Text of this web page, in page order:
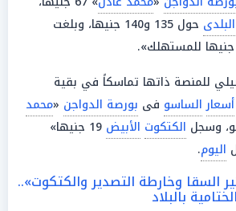
حول 135 و140 جنيها، وبلغت
للمنصة ذاتها تماسكاً في بقية
أسعار الساسو فى بورصة الدواجن «محمد
الكتكوت الأبيض
19 جنيها»
اليوم.
السقا وخارطة التصدير والكتكوت»..
بالبلاد